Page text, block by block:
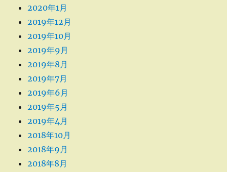
2020年1月
2019年12月
2019年10月
2019年9月
2019年8月
2019年7月
2019年6月
2019年5月
2019年4月
2018年10月
2018年9月
2018年8月